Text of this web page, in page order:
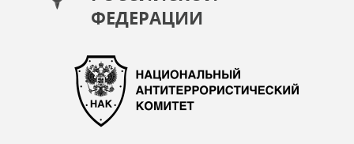
ФЕДЕРАЦИИ